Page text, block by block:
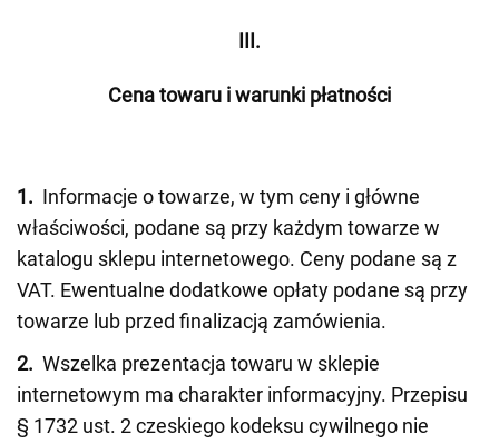
III.
Cena towaru i warunki płatności
1. Informacje o towarze, w tym ceny i główne
właściwości, podane są przy każdym towarze w
katalogu sklepu internetowego. Ceny podane są z
VAT. Ewentualne dodatkowe opłaty podane są przy
towarze lub przed finalizacją zamówienia.
2. Wszelka prezentacja towaru w sklepie
internetowym ma charakter informacyjny. Przepisu
§ 1732 ust. 2 czeskiego kodeksu cywilnego nie